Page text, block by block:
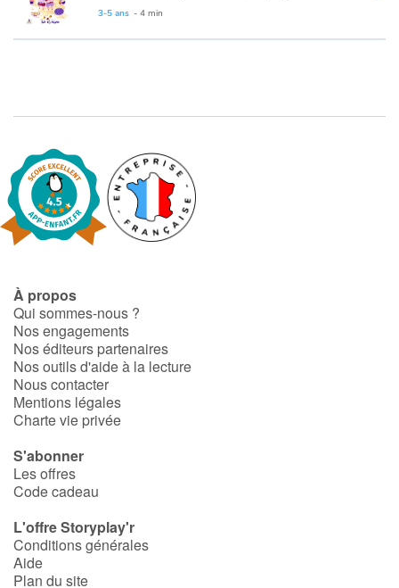
3-5 ans - 4 min
À propos
Qui sommes-nous ?
Nos engagements
Nos éditeurs partenaires
Nos outils d'aide à la lecture
Nous contacter
Mentions légales
Charte vie privée
S'abonner
Les offres
Code cadeau
L'offre Storyplay'r
Conditions générales
Aide
Plan du site